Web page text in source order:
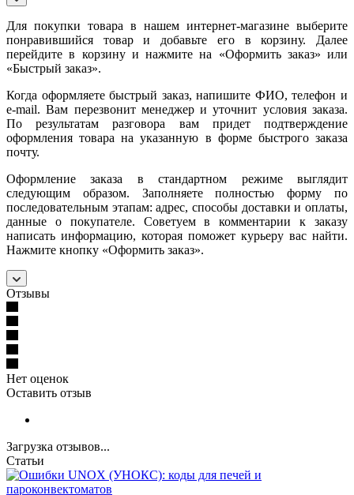
Для покупки товара в нашем интернет-магазине выберите
понравившийся товар и добавьте его в корзину. Далее
перейдите в корзину и нажмите на «Оформить заказ» или
«Быстрый заказ».
Когда оформляете быстрый заказ, напишите ФИО, телефон и
e-mail. Вам перезвонит менеджер и уточнит условия заказа.
По результатам разговора вам придет подтверждение
оформления товара на указанную в форме быстрого заказа
почту.
Оформление заказа в стандартном режиме выглядит
следующим образом. Заполняете полностью форму по
последовательным этапам: адрес, способы доставки и оплаты,
данные о покупателе. Советуем в комментарии к заказу
написать информацию, которая поможет курьеру вас найти.
Нажмите кнопку «Оформить заказ».
Отзывы
Нет оценок
Оставить отзыв
Загрузка отзывов...
Статьи